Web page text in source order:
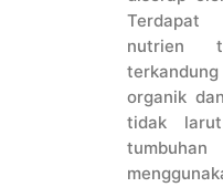
Terdapat
nutrien
organik
tidak